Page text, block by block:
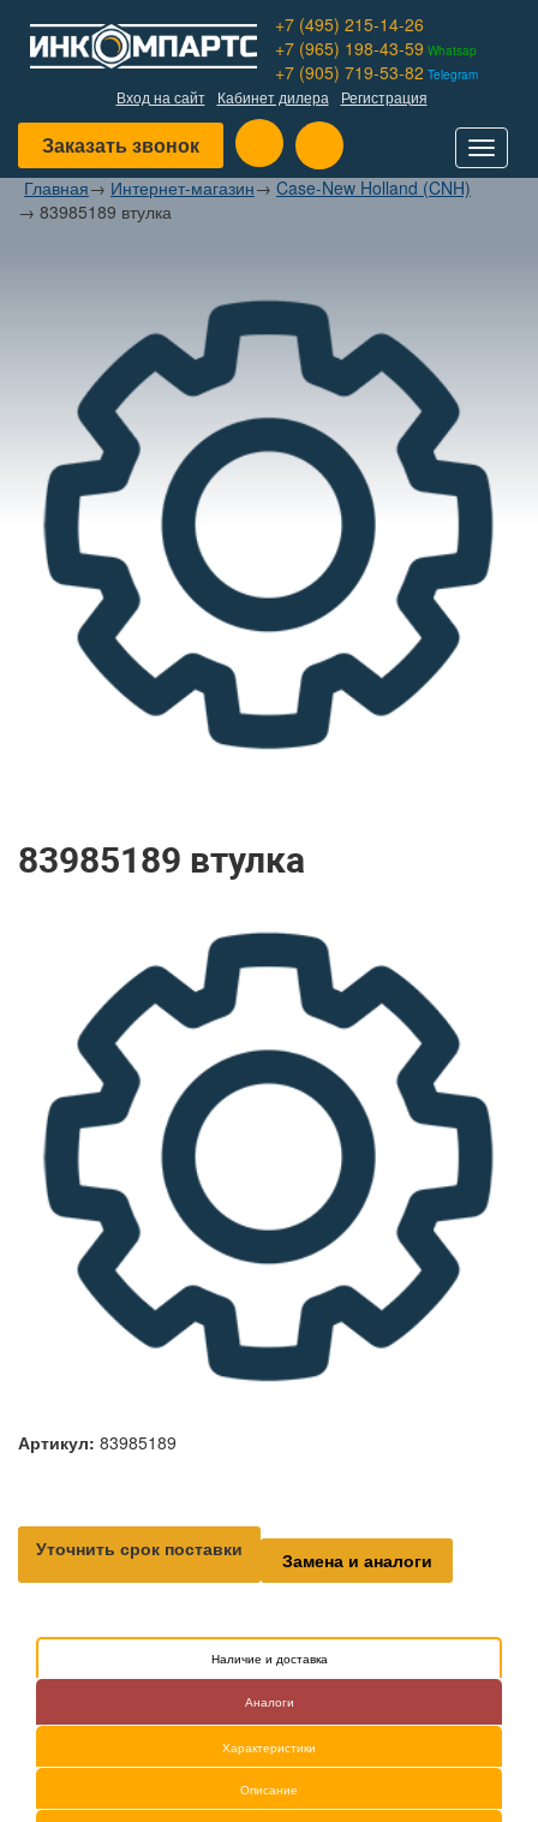
+7 (495) 215-14-26
+7 (965) 198-43-59 Whatsap
+7 (905) 719-53-82 Telegram
Вход на сайт Кабинет дилера Регистрация
Заказать звонок
Toggle
Главная→ Интернет-магазин→ Case-New Holland (CNH)
→ 83985189 втулка
83985189 втулка
Артикул: 83985189
Уточнить срок поставки Замена и аналоги
Наличие и доставка
Аналоги
Характеристики
Описание